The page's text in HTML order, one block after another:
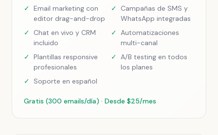
✓ Email marketing con
editor drag-and-drop
✓
Campañas de SMS y
WhatsApp integradas
✓
Chat en vivo y CRM
incluido
✓ Automatizaciones
multi-canal
✓ Plantillas responsive
profesionales
✓ A/B testing en todos
los planes
✓
Soporte en español
Gratis (300 emails/día) · Desde $25/mes